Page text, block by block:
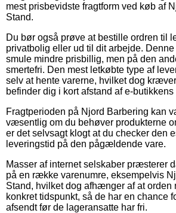
mest prisbevidste fragtform ved køb af
Stand.
Du bør også prøve at bestille ordren til
privatbolig eller ud til dit arbejde.
smule mindre prisbillig, men på den
smertefri. Den mest letkøbte type af
selv at hente varerne, hvilket dog
befinder dig i kort afstand af e-butikkens
Fragtperioden på Njord Barbering kan
væsentlig om du behøver produkterne
er det selvsagt klogt at du checker den
leveringstid på den pågældende vare.
Masser af internet selskaber præsterer
på en række varenumre, eksempelvis
Stand, hvilket dog afhænger af at orden
konkret tidspunkt, så de har en chance
afsendt før de lageransatte har fri.